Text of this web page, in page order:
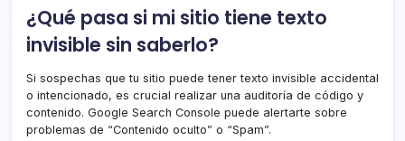
¿Qué pasa si mi sitio tiene texto
invisible sin saberlo?
Si sospechas que tu sitio puede tener texto invisible accidental
o intencionado, es crucial realizar una auditoría de código y
contenido. Google Search Console puede alertarte sobre
problemas de “Contenido oculto” o “Spam”.